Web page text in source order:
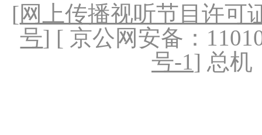
[网上传播视听节目许可
号] [ 京公网安备：
号-1] 总机